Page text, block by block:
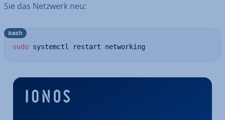
Sie das Netzwerk neu:
sudo systemctl restart networking
bash